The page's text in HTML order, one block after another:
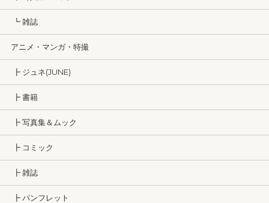
┗ 雑誌
アニメ・マンガ・特撮
┣ ジュネ(JUNE)
┣ 書籍
┣ 写真集＆ムック
┣ コミック
┣ 雑誌
┣ パンフレット